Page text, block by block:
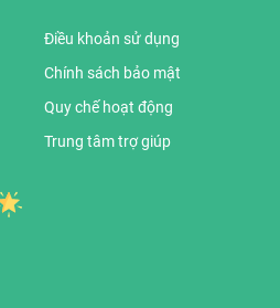
Điều khoản sử dụng
Chính sách bảo mật
Quy chế hoạt động
Trung tâm trợ giúp